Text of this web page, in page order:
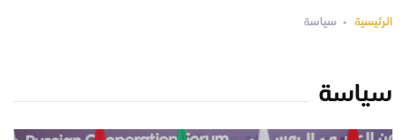
الرئيسية سياسة
سياسة